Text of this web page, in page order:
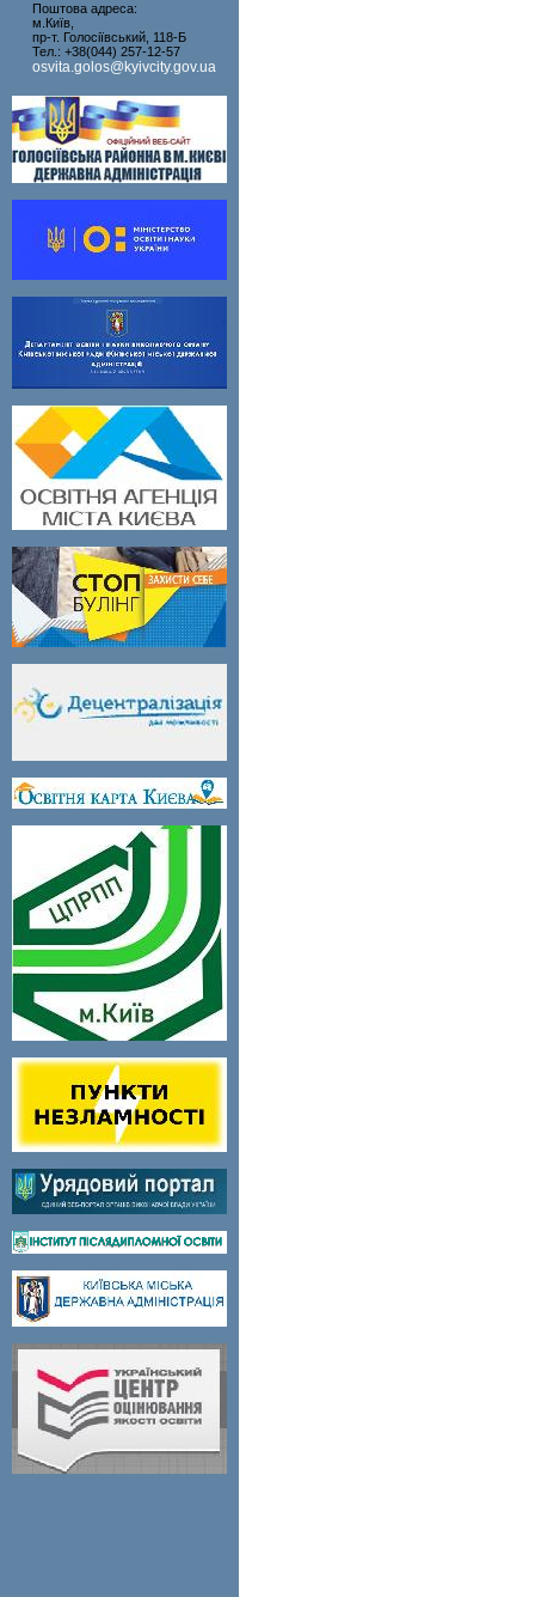
Поштова адреса:
м.Київ,
пр-т. Голосіївський, 118-Б
Тел.: +38(044) 257-12-57
osvita.golos@kyivcity.gov.ua